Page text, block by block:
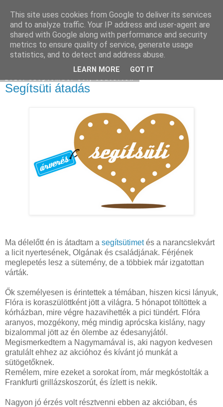
Moha Konyha
Segítsüti átadás
Ma délelőtt én is átadtam a segítsütimetés a narancslekvárt
a licit nyertesének, Olgának és családjának. Férjének
meglepetés lesz a sütemény, de a többiek már izgatottan
várták.
Ők személyesen is érintettek a témában, hiszen kicsi lányuk,
Flóra is koraszülöttként jött a világra. 5 hónapot töltöttek a
kórházban, mire végre hazavihették a pici tündért. Flóra
aranyos, mozgékony, még mindig aprócska kislány, nagy
bizalommal jött az én ölembe az édesanyjától.
Megismerkedtem a Nagymamával is, aki nagyon kedvesen
gratulált ehhez az akcióhoz és kívánt jó munkát a
sütögetőknek.
Remélem, mire ezeket a sorokat írom, már megkóstolták a
Frankfurti grillázskoszorút, és ízlett is nekik.
Nagyon jó érzés volt résztvenni ebben az akcióban, és
This site uses cookies from Google to deliver its services
and to analyze traffic. Your IP address and user-agent are
shared with Google along with performance and security
metrics to ensure quality of service, generate usage
statistics, and to detect and address abuse.
LEARN MORE GOT IT